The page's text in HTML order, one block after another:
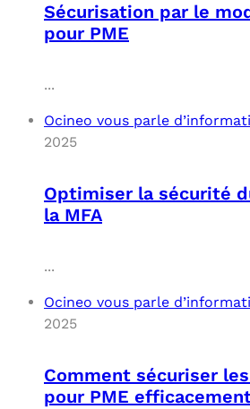
Sécurisation par le
pour PME
...
Ocineo vous parle
2025
Optimiser la sécurité
la MFA
...
Ocineo vous parle
2025
Comment sécuriser
pour PME